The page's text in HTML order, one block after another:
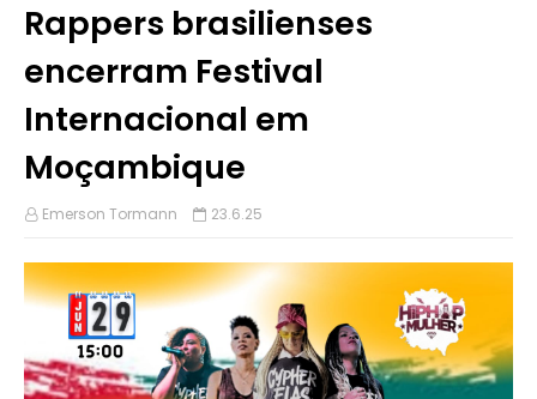
Rappers brasilienses
encerram Festival
Internacional em
Moçambique
Emerson Tormann 23.6.25